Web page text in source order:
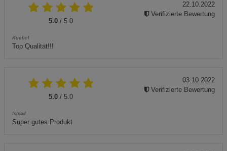
5.0 / 5.0
Kuebel
Top Qualität!!!
22.10.2022
Verifizierte Bewertung
5.0 / 5.0
Ismail
Super gutes Produkt
03.10.2022
Verifizierte Bewertung